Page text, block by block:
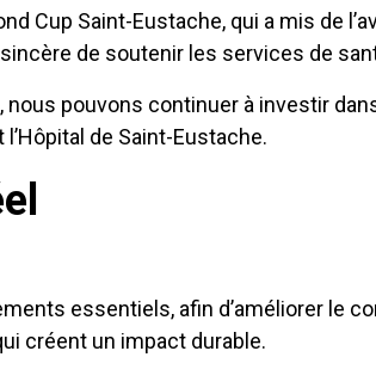
Cup Saint-Eustache, qui a mis de
de soutenir les services de
pouvons continuer à investir
de Saint-Eustache.
essentiels, afin d’améliorer le
créent un impact durable.